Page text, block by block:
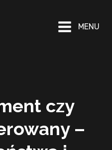
MENU
czy
–